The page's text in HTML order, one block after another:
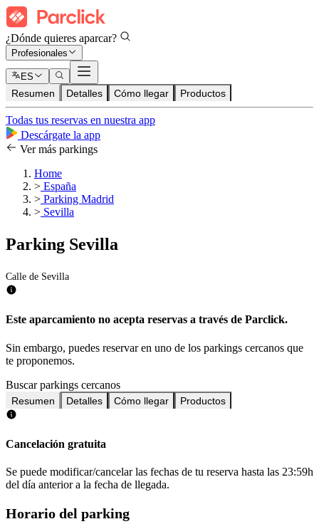
¿Dónde quieres aparcar?
Profesionales
ES
Resumen Detalles Cómo llegar Productos
Todas tus reservas en nuestra app
Descárgate la app
Ver más parkings
Home
> España
> Parking Madrid
> Sevilla
Parking Sevilla
Calle de Sevilla
Este aparcamiento no acepta reservas a través de Parclick.
Sin embargo, puedes reservar en uno de los parkings cercanos que
te proponemos.
Buscar parkings cercanos
Resumen Detalles Cómo llegar Productos
Cancelación gratuita
Se puede modificar/cancelar las fechas de tu reserva hasta las 23:59h
del día anterior a la fecha de llegada.
Horario del parking